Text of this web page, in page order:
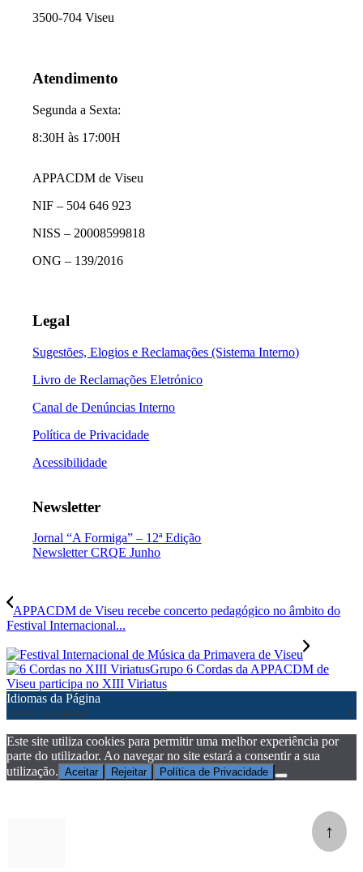
3500-704 Viseu
Atendimento
Segunda a Sexta:
8:30H às 17:00H
APPACDM de Viseu
NIF – 504 646 923
NISS – 20008599818
ONG – 139/2016
Legal
Sugestões, Elogios e Reclamações (Sistema Interno)
Livro de Reclamações Eletrónico
Canal de Denúncias Interno
Política de Privacidade
Acessibilidade
Newsletter
Jornal “A Formiga” – 12ª Edição
Newsletter CRQE Junho
↑
APPACDM de Viseu recebe concerto pedagógico no âmbito do
Festival Internacional...
Grupo 6 Cordas da APPACDM de
Viseu participa no XIII Viriatus
Idiomas da Página
Este site utiliza cookies para permitir uma melhor experiência por
parte do utilizador. Ao navegar no site estará a consentir a sua
utilização. Aceitar Rejeitar Política de Privacidade